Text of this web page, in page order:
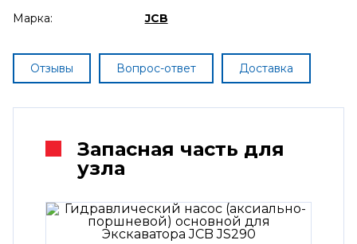
Марка:
JCB
Отзывы Вопрос-ответ Доставка
Запасная часть для
узла